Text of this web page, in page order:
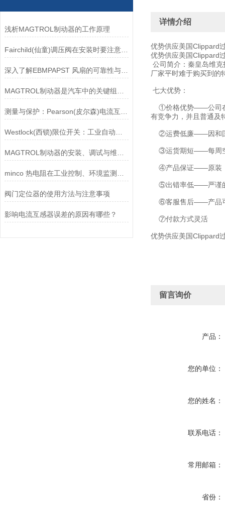
浅析MAGTROL制动器的工作原理
Fairchild(仙童)调压阀在安装时要注意有哪些需要注意的地方？
深入了解EBMPAPST 风扇的可靠性与耐用性
阀门定位器的使用方法与注意事项
影响电流互感器误差的原因有哪些？
详情介绍
优势供应美国Clippard
优势供应美国Clippard
公司简介：秦皇岛维
厂家平时难于购买到的
七大优势：
①价格优势——公司在
有竞争力，并且普通及
②运费低廉——因和国
③运货期短——每周空
④产品保证——原装
⑤出错率低——严谨的
⑥客服售后——产品可
⑦付款方式灵活
优势供应美国Clippard
留言询价
产品：
您的单位：
您的姓名：
联系电话：
常用邮箱：
省份：